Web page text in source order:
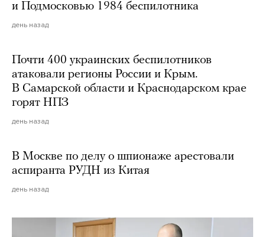
и Подмосковью 1984 беспилотника
день назад
Почти 400 украинских беспилотников
атаковали регионы России и Крым.
В Самарской области и Краснодарском крае
горят НПЗ
день назад
В Москве по делу о шпионаже арестовали
аспиранта РУДН из Китая
день назад